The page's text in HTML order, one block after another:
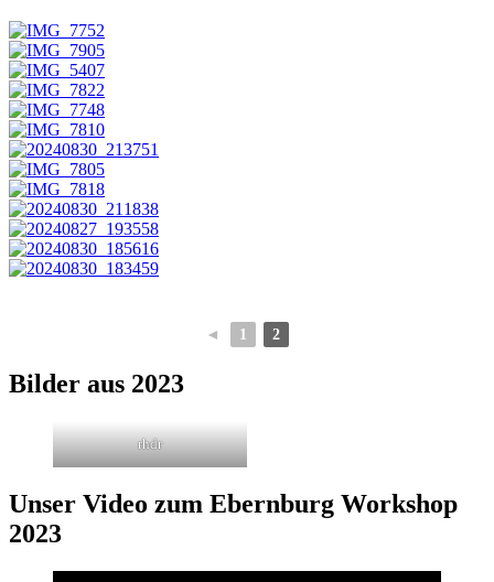
◄ 1 2
Bilder aus 2023
rhdr
Unser Video zum Ebernburg Workshop
2023